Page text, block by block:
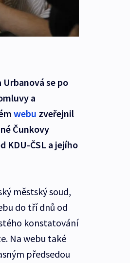
Urbanová se po
a
webu zveřejnil
Čunkovy
KDU-ČSL a jejího
městský soud,
do tří dnů od
konstatování
Na webu také
předsedou